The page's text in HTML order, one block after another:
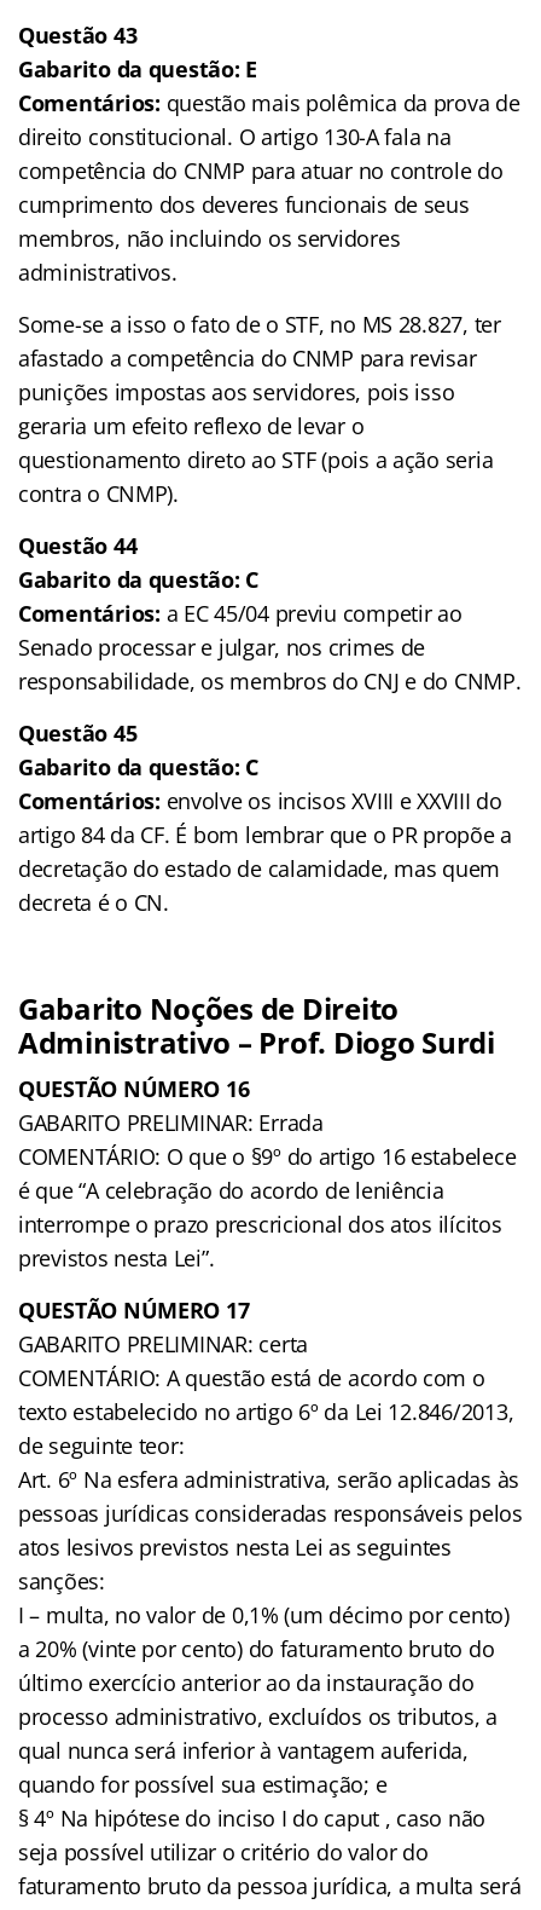
Questão 43
Gabarito da questão: E
Comentários: questão mais polêmica da prova de
direito constitucional. O artigo 130-A fala na
competência do CNMP para atuar no controle do
cumprimento dos deveres funcionais de seus
membros, não incluindo os servidores
administrativos.
Some-se a isso o fato de o STF, no MS 28.827, ter
afastado a competência do CNMP para revisar
punições impostas aos servidores, pois isso
geraria um efeito reflexo de levar o
questionamento direto ao STF (pois a ação seria
contra o CNMP).
Questão 44
Gabarito da questão: C
Comentários: a EC 45/04 previu competir ao
Senado processar e julgar, nos crimes de
responsabilidade, os membros do CNJ e do CNMP.
Questão 45
Gabarito da questão: C
Comentários: envolve os incisos XVIII e XXVIII do
artigo 84 da CF. É bom lembrar que o PR propõe a
decretação do estado de calamidade, mas quem
decreta é o CN.
Gabarito Noções de Direito
Administrativo – Prof. Diogo Surdi
QUESTÃO NÚMERO 16
GABARITO PRELIMINAR: Errada
COMENTÁRIO: O que o §9º do artigo 16 estabelece
é que “A celebração do acordo de leniência
interrompe o prazo prescricional dos atos ilícitos
previstos nesta Lei”.
QUESTÃO NÚMERO 17
GABARITO PRELIMINAR: certa
COMENTÁRIO: A questão está de acordo com o
texto estabelecido no artigo 6º da Lei 12.846/2013,
de seguinte teor:
Art. 6º Na esfera administrativa, serão aplicadas às
pessoas jurídicas consideradas responsáveis pelos
atos lesivos previstos nesta Lei as seguintes
sanções:
I – multa, no valor de 0,1% (um décimo por cento)
a 20% (vinte por cento) do faturamento bruto do
último exercício anterior ao da instauração do
processo administrativo, excluídos os tributos, a
qual nunca será inferior à vantagem auferida,
quando for possível sua estimação; e
§ 4º Na hipótese do inciso I do caput , caso não
seja possível utilizar o critério do valor do
faturamento bruto da pessoa jurídica, a multa será